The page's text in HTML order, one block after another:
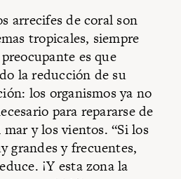
arrecifes de coral son
tropicales, siempre
es que
la reducción de su
los organismos ya no
para repararse de
y los vientos. “Si los
grandes y frecuentes,
¡Y esta zona la